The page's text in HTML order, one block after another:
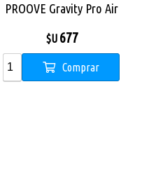
PROOVE Gravity Pro Air
$U 677
Comprar